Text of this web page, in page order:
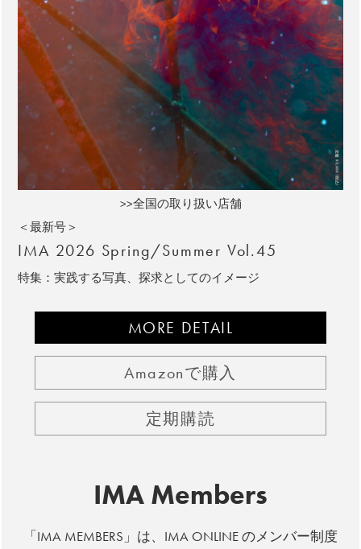
>>全国の取り扱い店舗
＜最新号＞
IMA 2026 Spring/Summer Vol.45
特集：実践する写真、探求としてのイメージ
MORE DETAIL
Amazonで購入
定期購読
IMA Members
「IMA MEMBERS」は、IMA ONLINE のメンバー制度